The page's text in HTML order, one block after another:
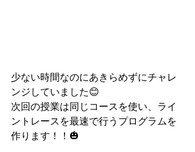
少ない時間なのにあきらめずにチャレ
ンジしていました😊
次回の授業は同じコースを使い、ライ
ントレースを最速で行うプログラムを
作ります！！🎃